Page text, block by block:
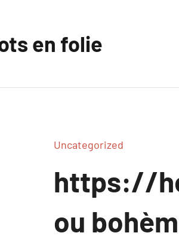
en folie
Uncategorized
https://
ou